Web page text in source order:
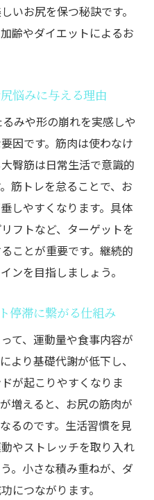
アップとダイエットを
ダイエット意識のポ
組み合わせが重要な
お尻の引き締めを加速
ケアで理想のヒップ
初心者向けヒップアッ
ダイエット兼ヒップア
感する簡単筋トレの流
ヒップアップ筋トレの
ぶ時短トレーニング法
締めとダイエットを
いお尻を保つ秘訣です。
齢やダイエットによるお
悩みに与える理由
みや形の崩れを実感しや
因です。筋肉は使わなけ
臀筋は日常生活で意識的
筋トレを怠ることで、お
しやすくなります。具体
フトなど、ターゲットを
ことが重要です。継続的
ンを目指しましょう。
停滞に繋がる仕組み
て、運動量や食事内容が
より基礎代謝が低下し、
が起こりやすくなりま
増えると、お尻の筋肉が
るのです。生活習慣を見
やストレッチを取り入れ
。小さな積み重ねが、ダ
につながります。